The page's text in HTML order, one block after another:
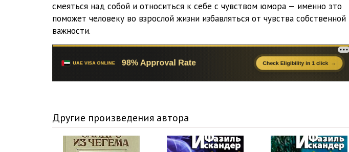
смеяться над собой и относиться к себе с чувством юмора — именно это
поможет человеку во взрослой жизни избавляться от чувства собственной
важности.
Другие произведения автора